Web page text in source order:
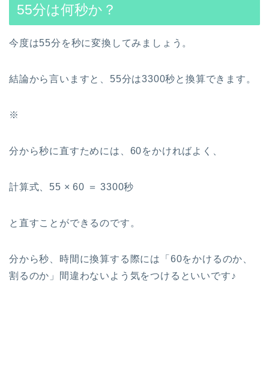
55分は何秒か？
今度は55分を秒に変換してみましょう。
結論から言いますと、55分は3300秒と換算できます。
※
分から秒に直すためには、60をかければよく、
計算式、55 × 60 ＝ 3300秒
と直すことができるのです。
分から秒、時間に換算する際には「60をかけるのか、
割るのか」間違わないよう気をつけるといいです♪